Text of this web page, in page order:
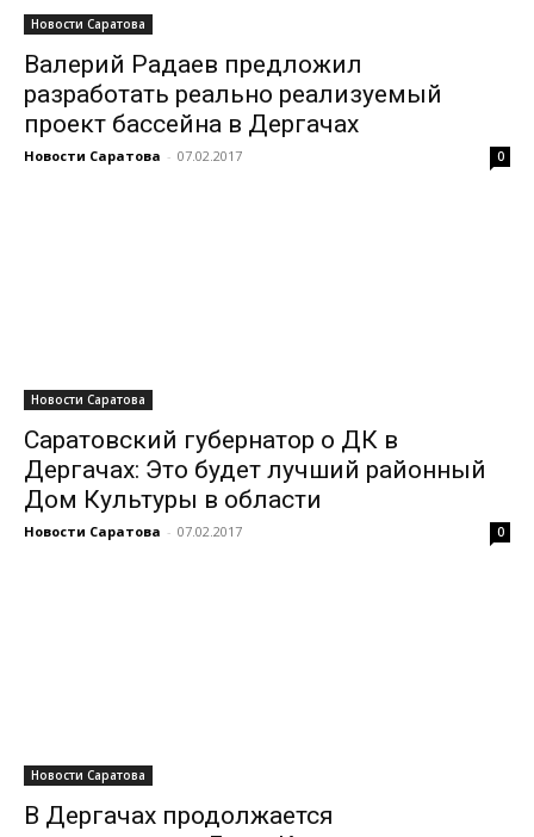
Новости Саратова
Валерий Радаев предложил
разработать реально реализуемый
проект бассейна в Дергачах
Новости Саратова - 07.02.2017 0
Новости Саратова
Саратовский губернатор о ДК в
Дергачах: Это будет лучший районный
Дом Культуры в области
Новости Саратова - 07.02.2017 0
Новости Саратова
В Дергачах продолжается